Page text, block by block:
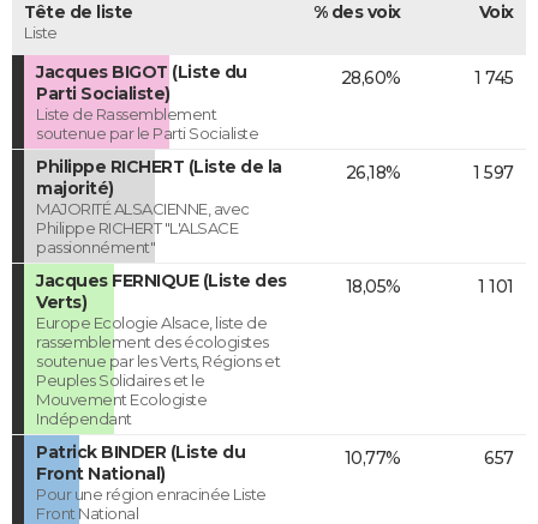
Tête de liste
Liste
% des voix Voix
Jacques BIGOT (Liste du
Parti Socialiste)
Liste de Rassemblement
soutenue par le Parti Socialiste
28,60% 1 745
Philippe RICHERT (Liste de la
majorité)
MAJORITÉ ALSACIENNE, avec
Philippe RICHERT "L'ALSACE
passionnément"
26,18% 1 597
Jacques FERNIQUE (Liste des
Verts)
Europe Ecologie Alsace, liste de
rassemblement des écologistes
soutenue par les Verts, Régions et
Peuples Solidaires et le
Mouvement Ecologiste
Indépendant
18,05% 1 101
Patrick BINDER (Liste du
Front National)
Pour une région enracinée Liste
Front National
10,77% 657